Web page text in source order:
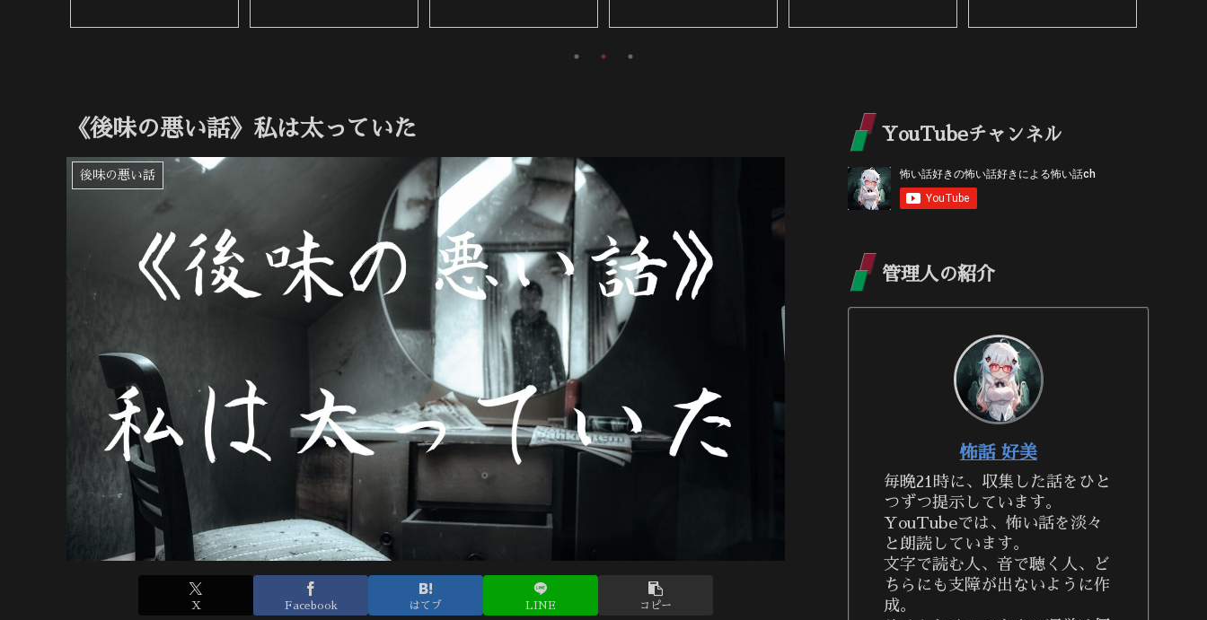
《後味の悪い話》私は太っていた
後味の悪い話
X Facebook はてブ LINE コピー
YouTubeチャンネル
管理人の紹介
怖話 好美
毎晩21時に、収集した話をひと
つずつ提示しています。
YouTubeでは、怖い話を淡々
と朗読しています。
文字で読む人、音で聴く人、ど
ちらにも支障が出ないように作
成。